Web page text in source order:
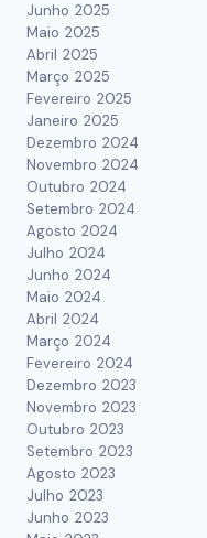
Junho 2025
Maio 2025
Abril 2025
Março 2025
Fevereiro 2025
Janeiro 2025
Dezembro 2024
Novembro 2024
Outubro 2024
Setembro 2024
Agosto 2024
Julho 2024
Junho 2024
Maio 2024
Abril 2024
Março 2024
Fevereiro 2024
Dezembro 2023
Novembro 2023
Outubro 2023
Setembro 2023
Agosto 2023
Julho 2023
Junho 2023